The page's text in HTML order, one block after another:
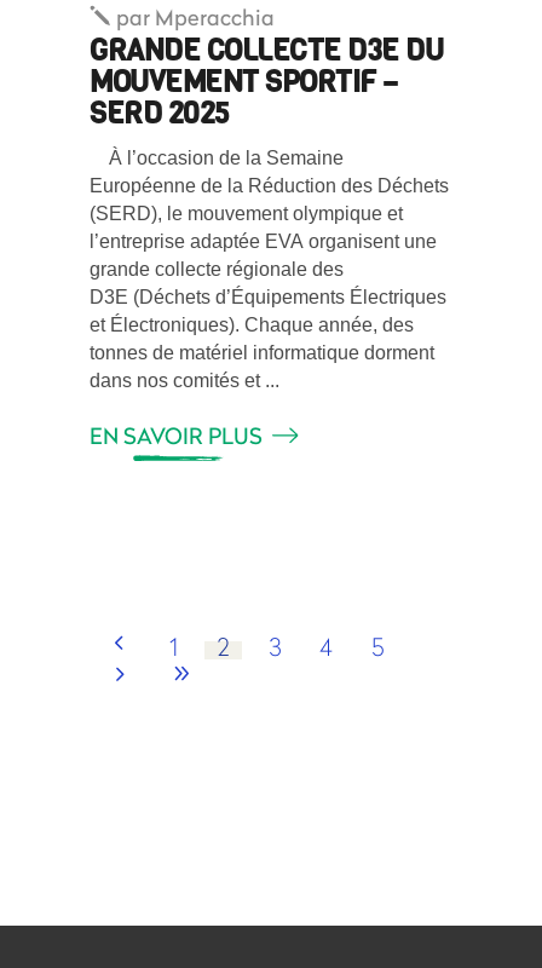
par Mperacchia
GRANDE COLLECTE D3E DU
MOUVEMENT SPORTIF –
SERD 2025
À l’occasion de la Semaine
Européenne de la Réduction des Déchets
(SERD), le mouvement olympique et
l’entreprise adaptée EVA organisent une
grande collecte régionale des
D3E (Déchets d’Équipements Électriques
et Électroniques). Chaque année, des
tonnes de matériel informatique dorment
dans nos comités et
EN SAVOIR PLUS
1 2 3 4 5